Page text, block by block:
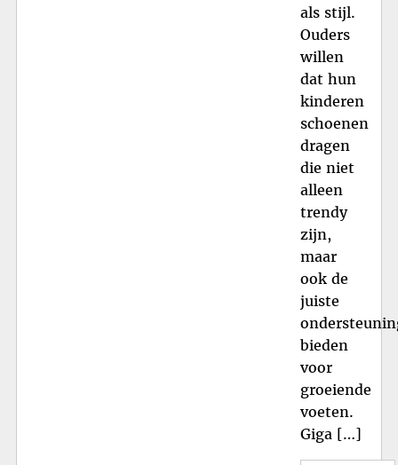
als stijl.
Ouders
willen
dat hun
kinderen
schoenen
dragen
die niet
alleen
trendy
zijn,
maar
ook de
juiste
bieden
voor
groeiende
voeten.
Giga […]